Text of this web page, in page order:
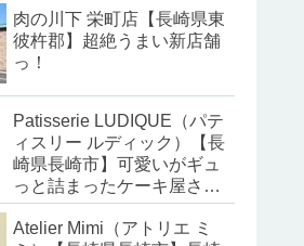
肉の川下 栄町店【長崎県東
彼杵郡】超絶うまい新店舗
っ！
Patisserie LUDIQUE（パテ
ィスリー ルディック）【長
崎県長崎市】可愛いがギュ
っと詰まったケーキ屋さ
ん！
Atelier Mimi（アトリエ ミ